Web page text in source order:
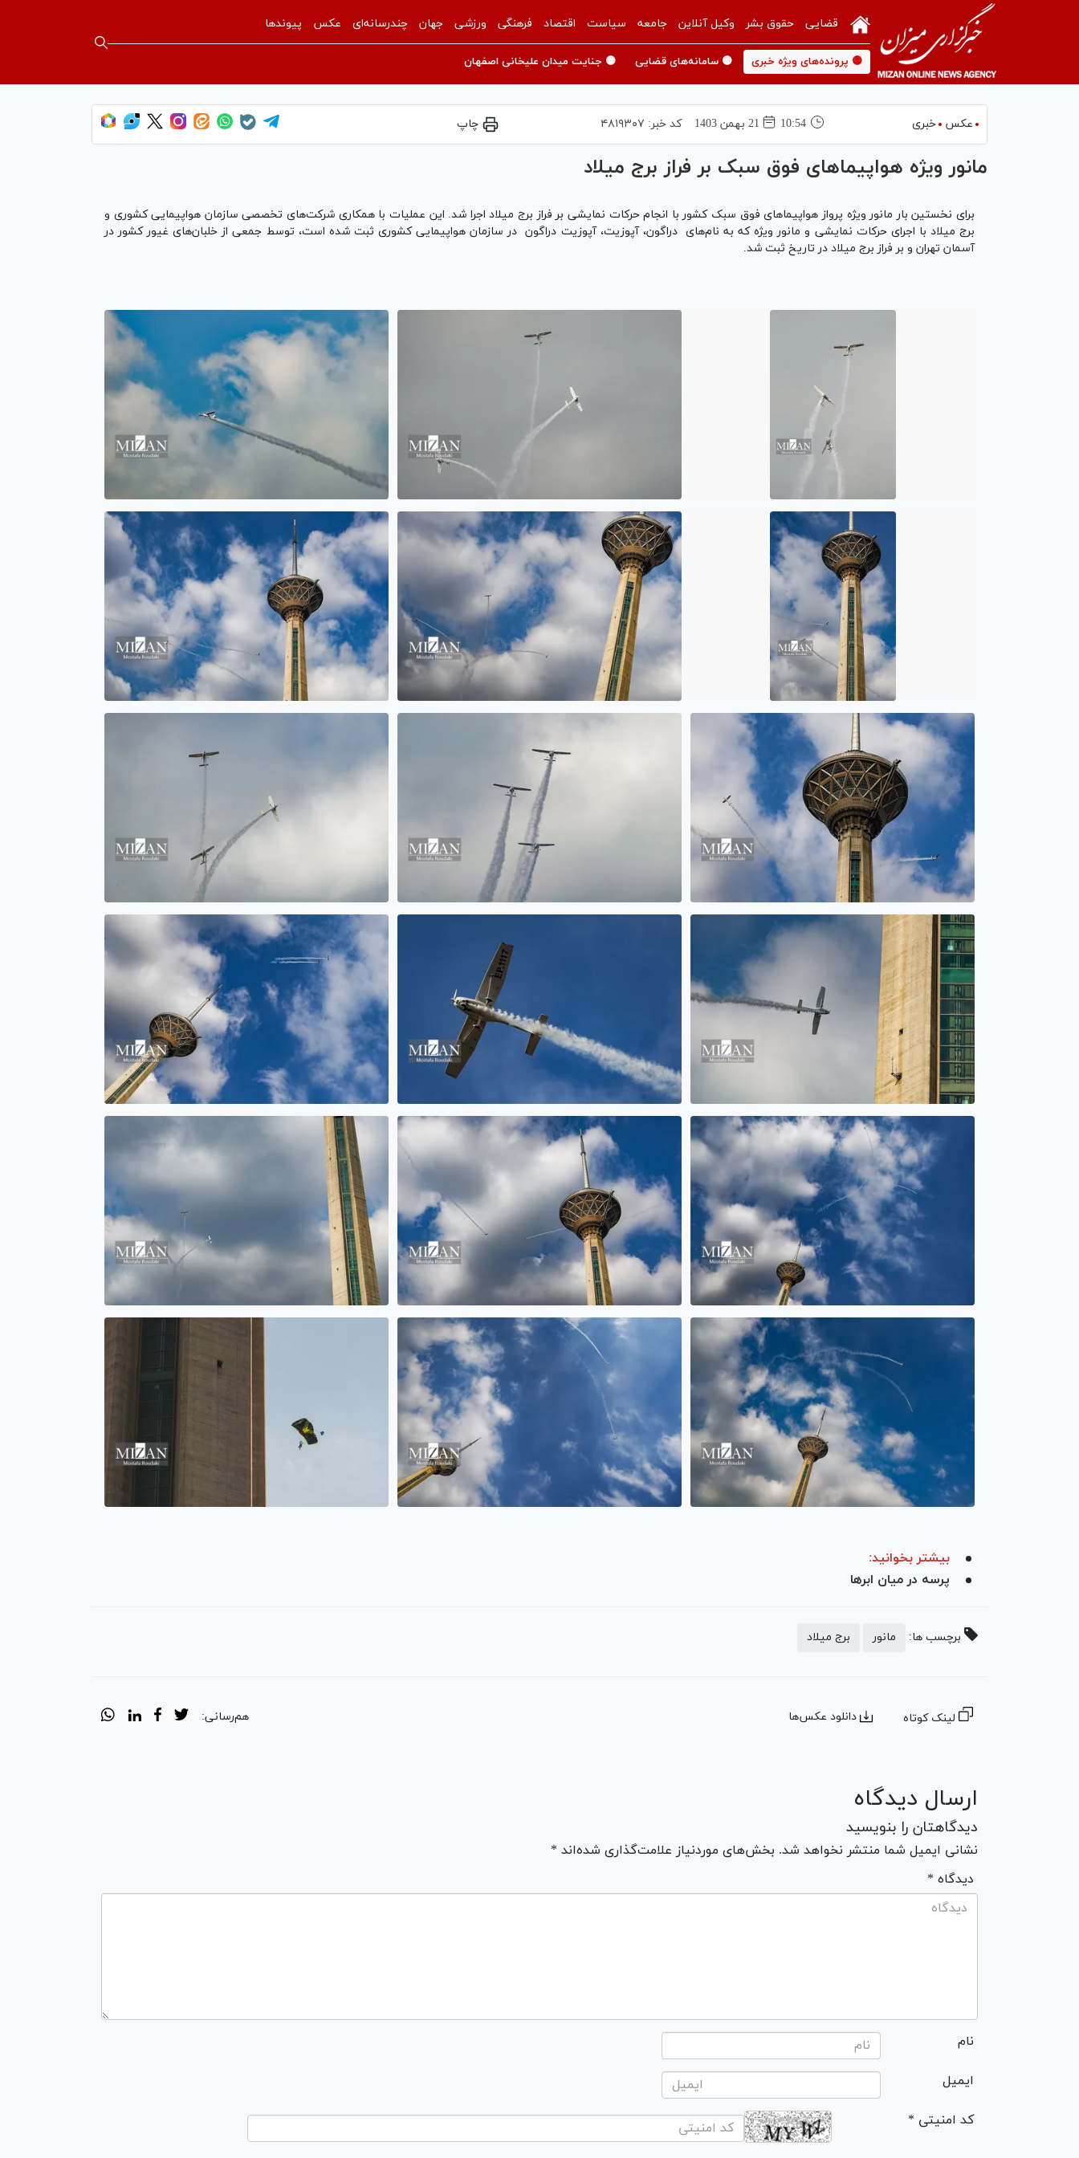
قضایی حقوق بشر وکیل آنلاین جامعه سیاست اقتصاد فرهنگی ورزشی جهان چندرسانه‌ای عکس پیوندها
🟡 پرونده‌های ویژه خبری 🟡 سامانه‌های قضایی 🟡 جنایت میدان علیخانی اصفهان
عکس خبری 10:54 21 بهمن 1403 کد خبر: ۴۸۱۹۳۰۷ چاپ
مانور ویژه هواپیماهای فوق سبک بر فراز برج میلاد
برای نخستین بار مانور ویژه پرواز هواپیما‌های فوق سبک کشور با انجام حرکات نمایشی بر فراز برج میلاد اجرا شد. این عملیات با همکاری شرکت‌های تخصصی سازمان هواپیمایی کشوری و
برج میلاد با اجرای حرکات نمایشی و مانور ویژه که به نام‌های دراگون، آپوزیت، آپوزیت دراگون در سازمان هواپیمایی کشوری ثبت شده است، توسط جمعی از خلبان‌های غیور کشور در
آسمان تهران و بر فراز برج میلاد در تاریخ ثبت شد.
بیشتر بخوانید:
پرسه در میان ابر‌ها
برچسب ها: مانور برج میلاد
لینک کوتاه دانلود عکس‌ها هم‌رسانی:
ارسال دیدگاه
دیدگاهتان را بنویسید
نشانی ایمیل شما منتشر نخواهد شد. بخش‌های موردنیاز علامت‌گذاری شده‌اند *
* دیدگاه
نام
ایمیل
* کد امنیتی